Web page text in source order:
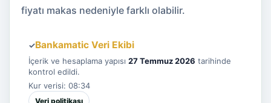
fiyatı makas nedeniyle farklı olabilir.
✓Bankamatic Veri Ekibi
İçerik ve hesaplama yapısı 27 Temmuz 2026 tarihinde
kontrol edildi.
Kur verisi: 08:34
Veri politikası